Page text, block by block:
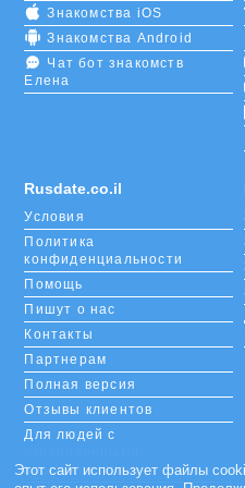
Rusdate.co.il
Условия
Политика
конфиденциальности
Помощь
Пишут о нас
Контакты
Партнерам
Полная версия
Отзывы клиентов
Для людей с
возможностями
Знакомства iOS
Знакомства Android
Чат бот знакомств
Елена
Этот сайт использует файлы